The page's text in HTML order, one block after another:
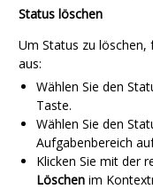
Status löschen
Um Status zu löschen,
aus:
Wählen Sie den
Taste.
Wählen Sie den
Aufgabenbereich
Klicken Sie mit der
Löschen im